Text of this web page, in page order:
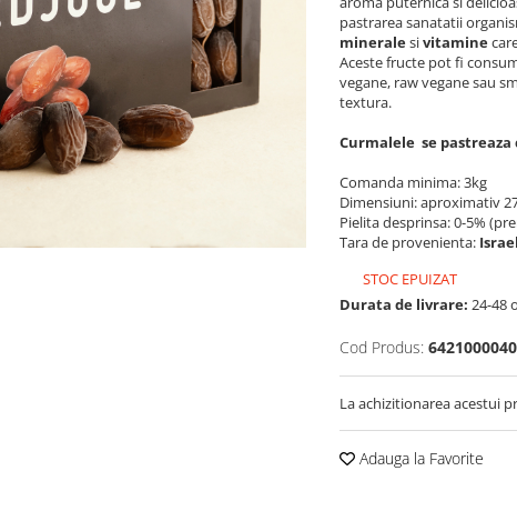
pastrarea sanatatii
mineralesivitamine
Aceste fructe pot fi
vegane, raw vegane sau
textura.
Curmalele se
Comanda minima: 3kg
Dimensiuni: aproximativ
Pielita desprinsa: 0-5%
Tara de provenienta: Israel
STOC EPUIZAT
Durata de livrare: 24-48
Cod Produs:
La achizitionarea acestui
Adauga la Favorite